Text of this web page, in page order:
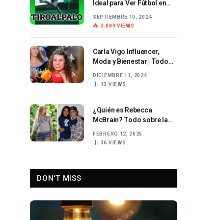
Ideal para Ver Fútbol en
SEPTIEMBRE 10, 2024
3.089 VIEWS
Carla Vigo Influencer,
Moda y Bienestar | Todo
DICIEMBRE 11, 2024
13 VIEWS
¿Quién es Rebecca
McBrain? Todo sobre la
su vida
FEBRERO 12, 2025
36 VIEWS
DON'T MISS